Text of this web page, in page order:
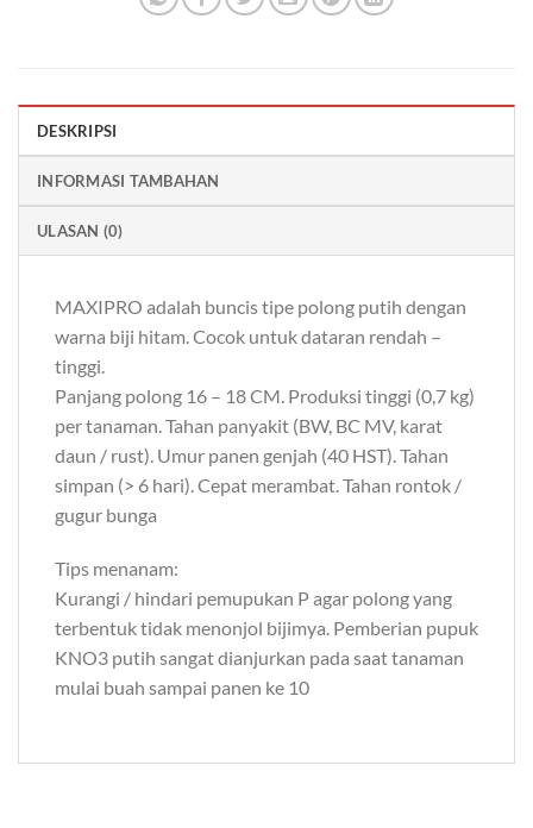
DESKRIPSI
INFORMASI TAMBAHAN
ULASAN (0)
MAXIPRO adalah buncis tipe polong putih dengan
warna biji hitam. Cocok untuk dataran rendah –
tinggi.
Panjang polong 16 – 18 CM. Produksi tinggi (0,7 kg)
per tanaman. Tahan panyakit (BW, BC MV, karat
daun / rust). Umur panen genjah (40 HST). Tahan
simpan (> 6 hari). Cepat merambat. Tahan rontok /
gugur bunga
Tips menanam:
Kurangi / hindari pemupukan P agar polong yang
terbentuk tidak menonjol bijimya. Pemberian pupuk
KNO3 putih sangat dianjurkan pada saat tanaman
mulai buah sampai panen ke 10